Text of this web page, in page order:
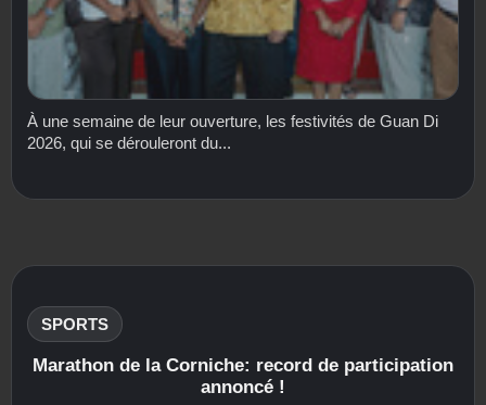
À une semaine de leur ouverture, les festivités de Guan Di
2026, qui se dérouleront du...
SPORTS
Marathon de la Corniche: record de participation
annoncé !